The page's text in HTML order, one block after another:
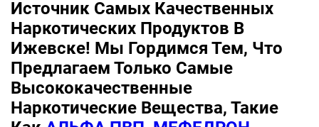
Источник Самых Качественных
Наркотических Продуктов В
Ижевске! Мы Гордимся Тем, Что
Предлагаем Только Самые
Высококачественные
Наркотические Вещества, Такие